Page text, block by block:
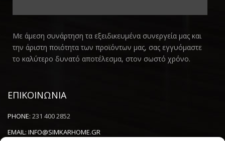
Με άμεση συνάρτηση τα εξειδικευμένα συνεργεία μας και
την άριστη ποιότητα των προϊόντων μας, σας εγγυόμαστε
το καλύτερο δυνατό αποτέλεσμα, στον σωστό χρόνο.
ΕΠΙΚΟΙΝΩΝΙΑ
PHONE: 231 400 2852
EMAIL: INFO@SIMKARHOME.GR